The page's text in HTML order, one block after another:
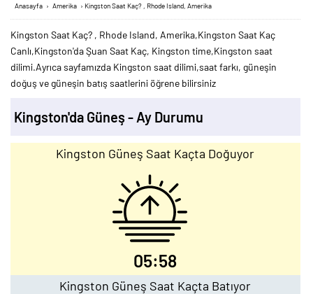
Anasayfa › Amerika › Kingston Saat Kaç? , Rhode Island, Amerika
Kingston Saat Kaç? , Rhode Island, Amerika,Kingston Saat Kaç
Canlı,Kingston'da Şuan Saat Kaç, Kingston time,Kingston saat
dilimi.Ayrıca sayfamızda Kingston saat dilimi,saat farkı, güneşin
doğuş ve güneşin batış saatlerini öğrene bilirsiniz
Kingston'da Güneş - Ay Durumu
Kingston Güneş Saat Kaçta Doğuyor
05:58
Kingston Güneş Saat Kaçta Batıyor